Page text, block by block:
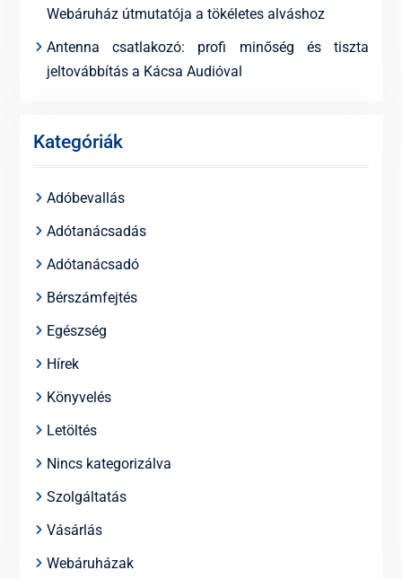
Webáruház útmutatója a tökéletes alváshoz
Antenna csatlakozó: profi minőség és tiszta
jeltovábbítás a Kácsa Audióval
Kategóriák
Adóbevallás
Adótanácsadás
Adótanácsadó
Bérszámfejtés
Egészség
Hírek
Könyvelés
Letöltés
Nincs kategorizálva
Szolgáltatás
Vásárlás
Webáruházak